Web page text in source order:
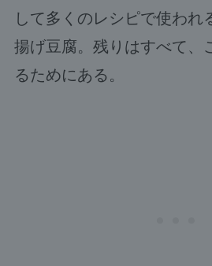
して多くのレシピで使われ
揚げ豆腐。残りはすべて、
るためにある。